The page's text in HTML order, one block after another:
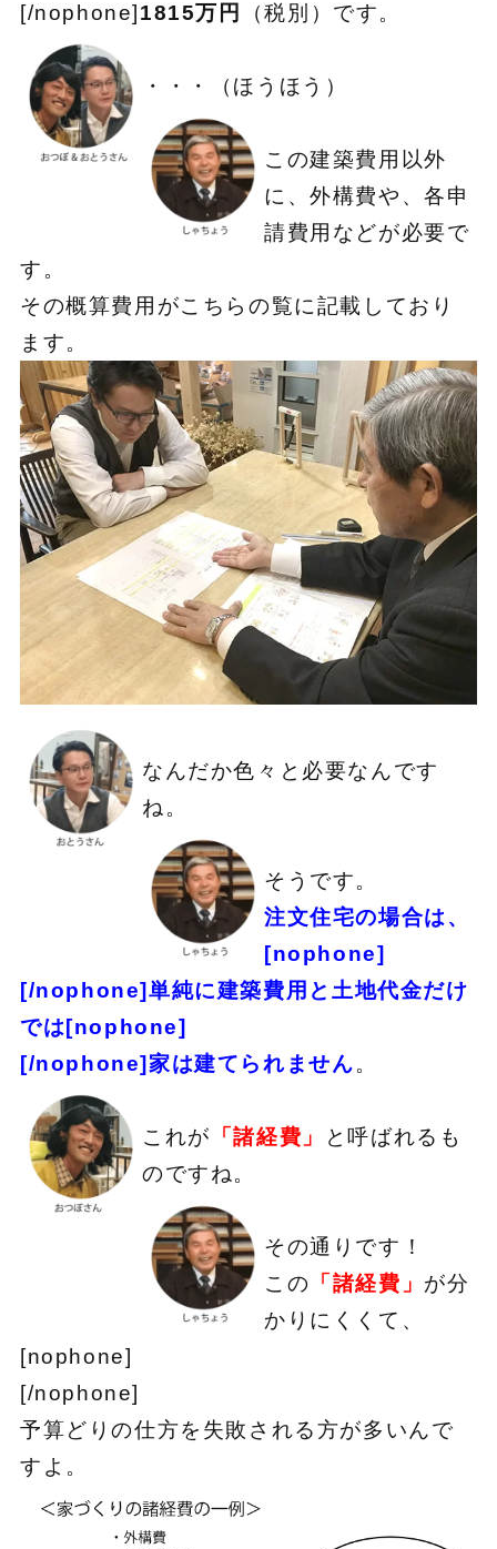
[/nophone] 1815万円 （税別）です。
・・・（ほうほう）
この建築費用以外
に、外構費や、各申
請費用などが必要で
す。
その概算費用がこちらの覧に記載しており
ます。
なんだか色々と必要なんです
ね。
そうです。
注文住宅の場合は、
[nophone]
[/nophone]単純に建築費用と土地代金だけ
では[nophone]
[/nophone]家は建てられません。
これが 「諸経費」
と呼ばれるも
のですね。
その通りです！
この 「諸経費」 が分
かりにくくて、
[nophone]
[/nophone]
予算どりの仕方を失敗される方が多いんで
すよ。